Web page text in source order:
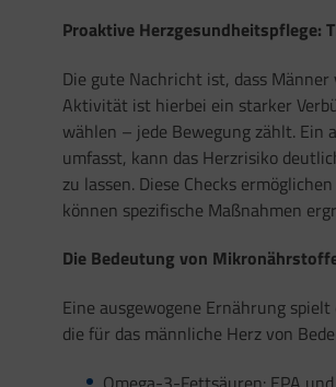
Proaktive Herzgesundheitspflege:
Die gute Nachricht ist, dass
Aktivität ist hierbei ein starker
wählen – jede Bewegung zählt. Ein
umfasst, kann das Herzrisiko
zu lassen. Diese Checks
können spezifische Maßnahmen
Die Bedeutung von
Eine ausgewogene Ernährung
die für das männliche Herz von